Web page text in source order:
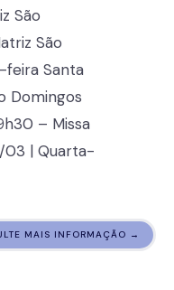
São
São
feira Santa
Domingos
– Missa
03 | Quarta-
MAIS INFORMAÇÃO →